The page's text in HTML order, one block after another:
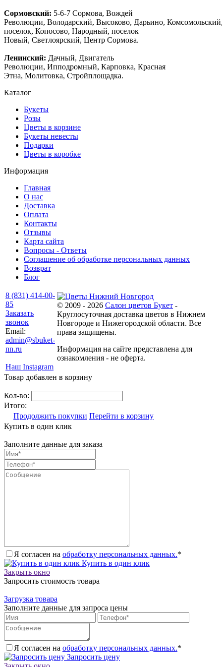
Сормовский: 5-6-7 Сормова, Вождей
Революции, Володарский, Высоково, Дарьино,
поселок, Копосово, Народный, поселок
Новый, Светлоярский, Центр Сормова.
Ленинский: Дачный, Двигатель
Революции, Ипподромный, Карповка, Красная
Этна, Молитовка, Стройплощадка.
Каталог
Букеты
Розы
Цветы в корзине
Букеты невесты
Подарки
Цветы в коробке
Информация
Главная
О нас
Доставка
Оплата
Контакты
Отзывы
Карта сайта
Вопросы - Ответы
Соглашение об обработке персональных данных
Возврат
Блог
8 (831) 414-00-
85
Заказать
звонок
Email:
admin@sbuket-
nn.ru
Наш Instagram
© 2009 - 2026 Салон цветов Букет -
Круглосуточная доставка цветов в Нижнем
Новгороде и Нижегородской области. Все
права защищены.
Информация на сайте представлена для
ознакомления - не оферта.
Товар добавлен в корзину
Кол-во:
Итого:
Продолжить покупки Перейти в корзину
Купить в один клик
Заполните данные для заказа
Я согласен на обработку персональных данных.*
Купить в один клик
Закрыть окно
Запросить стоимость товара
Загрузка товара
Заполните данные для запроса цены
Я согласен на обработку персональных данных.*
Запросить цену